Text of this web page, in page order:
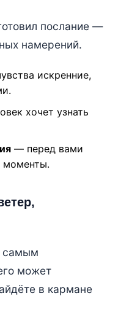
послание —
намерений.
искренние,
хочет узнать
— перед вами
моменты.
самым
может
в кармане